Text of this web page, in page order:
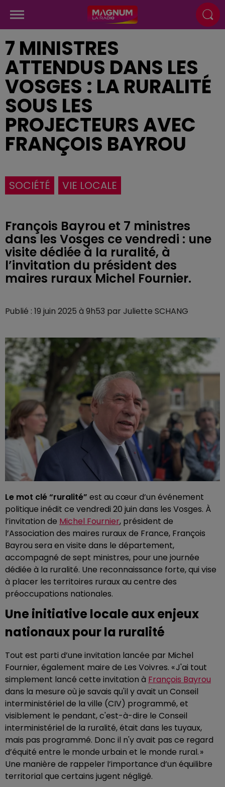
7 MINISTRES
ATTENDUS DANS LES
VOSGES : LA RURALITÉ
SOUS LES
PROJECTEURS AVEC
FRANÇOIS BAYROU
SOCIÉTÉ VIE LOCALE
François Bayrou et 7 ministres
dans les Vosges ce vendredi : une
visite dédiée à la ruralité, à
l’invitation du président des
maires ruraux Michel Fournier.
Publié : 19 juin 2025 à 9h53 par Juliette SCHANG
Le mot clé “ruralité” est au cœur d’un événement
politique inédit ce vendredi 20 juin dans les Vosges. À
l’invitation de Michel Fournier, président de
l’Association des maires ruraux de France, François
Bayrou sera en visite dans le département,
accompagné de sept ministres, pour une journée
dédiée à la ruralité. Une reconnaissance forte, qui vise
à placer les territoires ruraux au centre des
préoccupations nationales.
Une initiative locale aux enjeux
nationaux pour la ruralité
Tout est parti d’une invitation lancée par Michel
Fournier, également maire de Les Voivres. « J'ai tout
simplement lancé cette invitation à François Bayrou
dans la mesure où je savais qu'il y avait un Conseil
interministériel de la ville (CIV) programmé, et
visiblement le pendant, c'est-à-dire le Conseil
interministériel de la ruralité, était dans les tuyaux,
mais pas programmé. Donc il n'y avait pas ce regard
d’équité entre le monde urbain et le monde rural. »
Une manière de rappeler l’importance d’un équilibre
territorial que certains jugent négligé.